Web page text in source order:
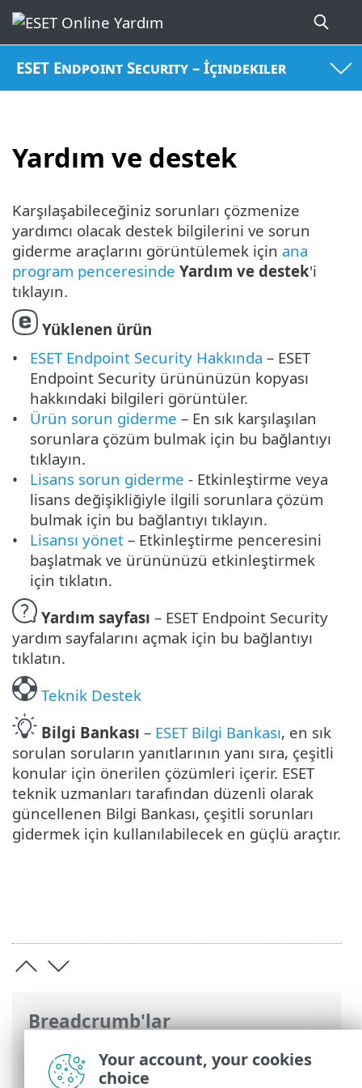
ESET Endpoint Security – İçindekiler
Yardım ve destek
Breadcrumb'lar
ESET Online Yardım>ESET Endpoint
Security >ESET Endpoint Security
Karşılaşabileceğiniz sorunları çözmenize
yardımcı olacak destek bilgilerini ve sorun
giderme araçlarını görüntülemek için ana
program penceresinde Yardım ve destek'i
tıklayın.
Yüklenen ürün
ESET Endpoint Security Hakkında – ESET
Endpoint Security ürününüzün kopyası
hakkındaki bilgileri görüntüler.
Ürün sorun giderme – En sık karşılaşılan
sorunlara çözüm bulmak için bu bağlantıyı
tıklayın.
Lisans sorun giderme - Etkinleştirme veya
lisans değişikliğiyle ilgili sorunlara çözüm
bulmak için bu bağlantıyı tıklayın.
Lisansı yönet – Etkinleştirme penceresini
başlatmak ve ürününüzü etkinleştirmek
için tıklatın.
Yardım sayfası – ESET Endpoint Security
yardım sayfalarını açmak için bu bağlantıyı
tıklatın.
Teknik Destek
Bilgi Bankası – ESET Bilgi Bankası, en sık
sorulan soruların yanıtlarının yanı sıra, çeşitli
konular için önerilen çözümleri içerir. ESET
teknik uzmanları tarafından düzenli olarak
güncellenen Bilgi Bankası, çeşitli sorunları
gidermek için kullanılabilecek en güçlü araçtır.
Your account, your cookies
choice